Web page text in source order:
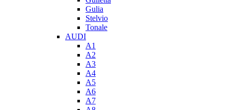
Gulia
Stelvio
Tonale
AUDI
A1
A2
A3
A4
A5
A6
A7